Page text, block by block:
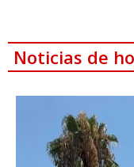
Noticias de